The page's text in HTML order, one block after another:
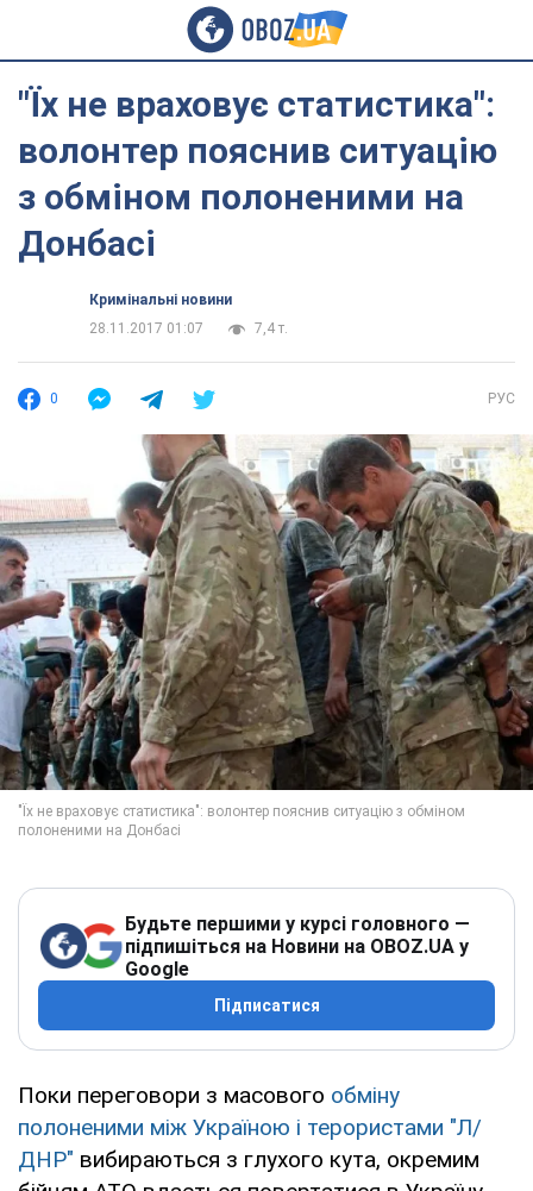
"Їх не враховує статистика":
волонтер пояснив ситуацію
з обміном полоненими на
Донбасі
Кримінальні новини
28.11.2017 01:07
7,4 т.
0 РУС
Будьте першими у курсі головного —
підпишіться на Новини на OBOZ.UA у
Google
Підписатися
Поки переговори з масового обміну
полоненими між Україною і терористами "Л/
ДНР" вибираються з глухого кута, окремим